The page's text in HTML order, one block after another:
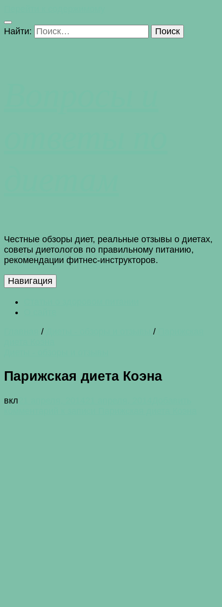
Найти:
Честные обзоры диет, реальные отзывы о диетах,
советы диетологов по правильному питанию,
рекомендации фитнес-инструкторов.
Навигация
/ /
Парижская диета Коэна
вкл